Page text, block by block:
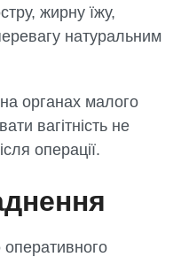
жирну їжу,
натуральним
органах малого
вагітність не
операції.
оперативного